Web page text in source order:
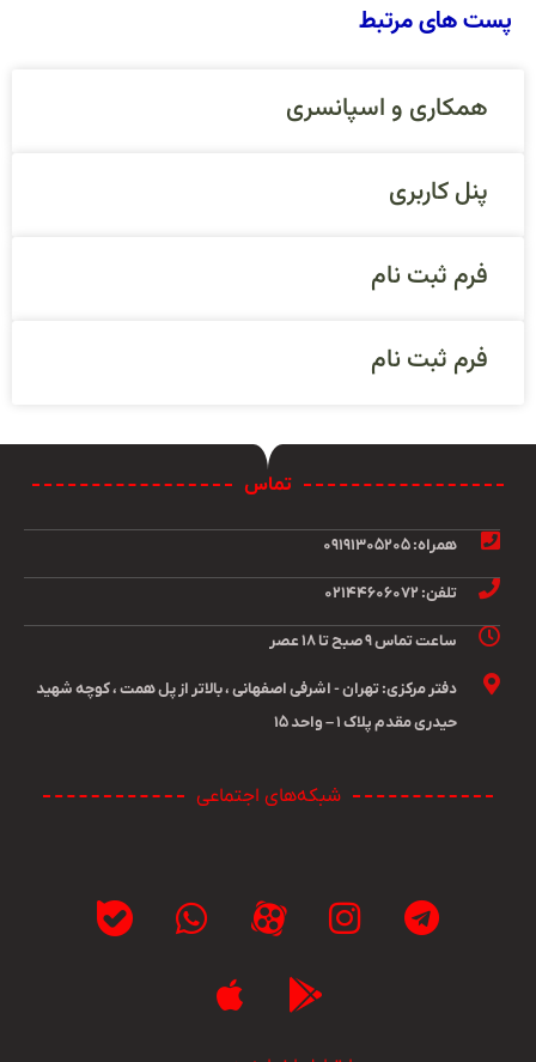
پست های مرتبط
همکاری و اسپانسری
پنل کاربری
فرم ثبت نام
فرم ثبت نام
تماس
همراه: ۰۹۱۹۱۳۰۵۲۰۵
تلفن: ۰۲۱۴۴۶۰۶۰۷۲
ساعت تماس ۹ صبح تا ۱۸ عصر
دفتر مرکزی: تهران - اشرفی اصفهانی ، بالاتر از پل همت ، کوچه شهید
حیدری مقدم پلاک ۱ – واحد ۱۵
شبکه‌های اجتماعی